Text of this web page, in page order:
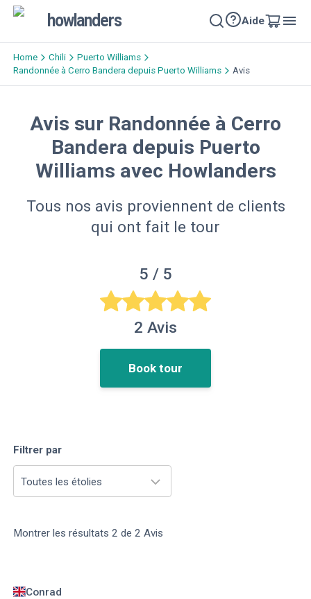
howlanders Aide
Home Chili
Puerto Williams
Randonnée à Cerro Bandera depuis Puerto Williams
Avis
Avis sur Randonnée à Cerro
Bandera depuis Puerto
Williams avec Howlanders
Tous nos avis proviennent de clients
qui ont fait le tour
5 / 5
2 Avis
Book tour
Filtrer par
Toutes les étolies
Montrer les résultats 2 de 2 Avis
Conrad